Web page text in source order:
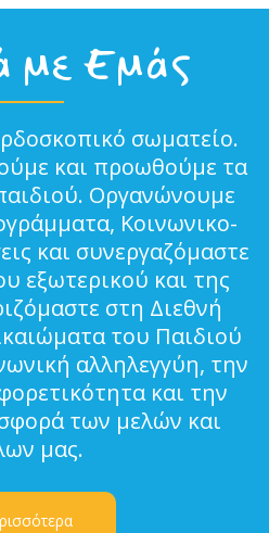
με Εμάς
σωματείο.
και προωθούμε τα
Οργανώνουμε
Κοινωνικο-
και συνεργαζόμαστε
εξωτερικού και της
στη Διεθνή
του Παιδιού
αλληλεγγύη, την
και την
των μελών και
μας.